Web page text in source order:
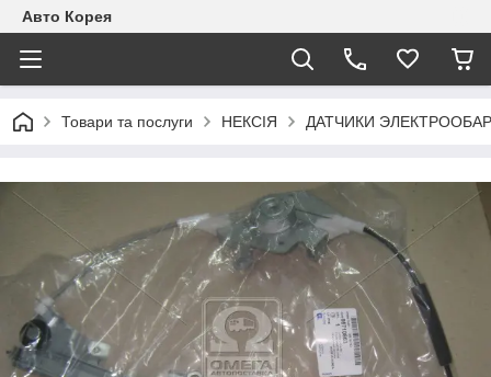
Авто Корея
Товари та послуги НЕКСІЯ ДАТЧИКИ